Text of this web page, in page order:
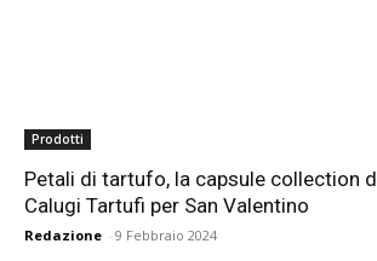
Prodotti
Petali di tartufo, la capsule collection
Calugi Tartufi per San Valentino
Redazione - 9 Febbraio 2024